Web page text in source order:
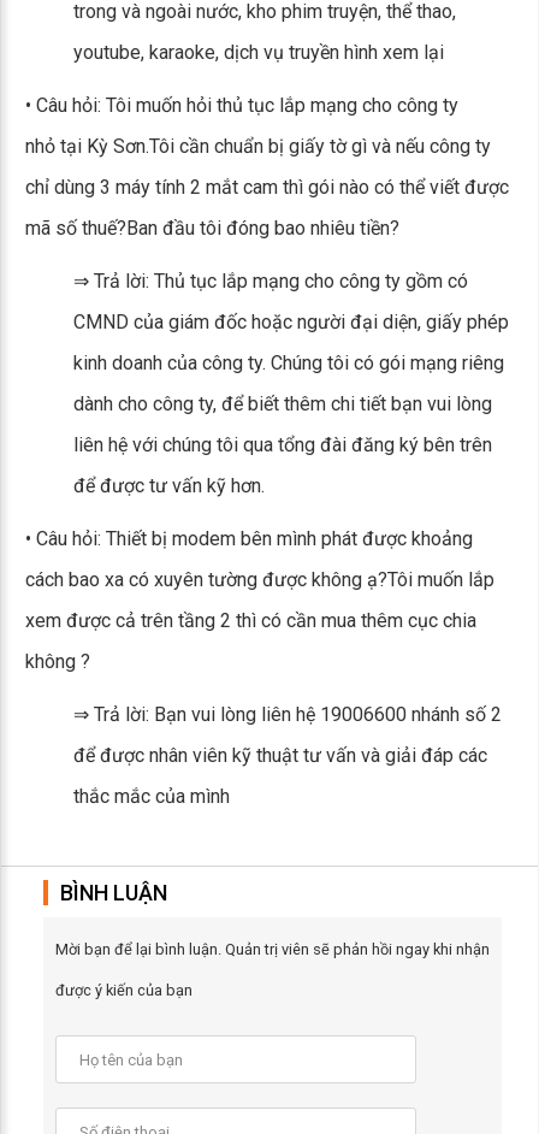
trong và ngoài nước, kho phim truyện, thể thao,
youtube, karaoke, dịch vụ truyền hình xem lại
• Câu hỏi: Tôi muốn hỏi thủ tục lắp mạng cho công ty
nhỏ tại Kỳ Sơn.Tôi cần chuẩn bị giấy tờ gì và nếu công ty
chỉ dùng 3 máy tính 2 mắt cam thì gói nào có thể viết được
mã số thuế?Ban đầu tôi đóng bao nhiêu tiền?
⇒ Trả lời: Thủ tục lắp mạng cho công ty gồm có
CMND của giám đốc hoặc người đại diện, giấy phép
kinh doanh của công ty. Chúng tôi có gói mạng riêng
dành cho công ty, để biết thêm chi tiết bạn vui lòng
liên hệ với chúng tôi qua tổng đài đăng ký bên trên
để được tư vấn kỹ hơn.
• Câu hỏi: Thiết bị modem bên mình phát được khoảng
cách bao xa có xuyên tường được không ạ?Tôi muốn lắp
xem được cả trên tầng 2 thì có cần mua thêm cục chia
không ?
⇒ Trả lời: Bạn vui lòng liên hệ 19006600 nhánh số 2
để được nhân viên kỹ thuật tư vấn và giải đáp các
thắc mắc của mình
BÌNH LUẬN
Mời bạn để lại bình luận. Quản trị viên sẽ phản hồi ngay khi nhận
được ý kiến của bạn